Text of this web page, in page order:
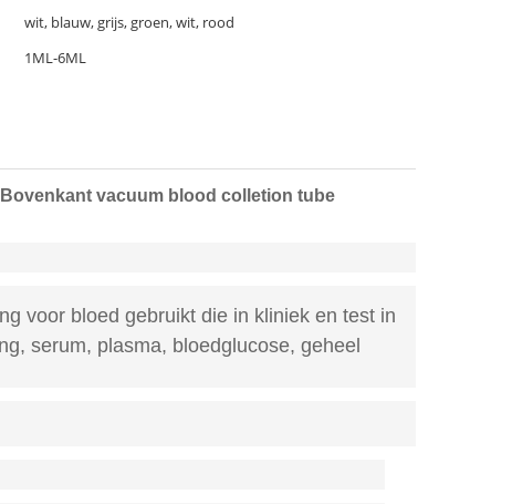
wit, blauw, grijs, groen, wit, rood
1ML-6ML
vacuum blood colletion tube
voor bloed gebruikt die in kliniek en test in
serum, plasma, bloedglucose, geheel